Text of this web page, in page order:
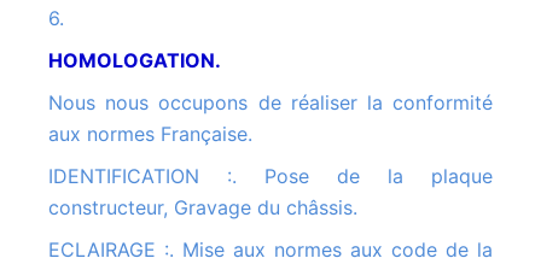
6.
HOMOLOGATION.
Nous nous occupons de réaliser la conformité
aux normes Française.
IDENTIFICATION :. Pose de la plaque
constructeur, Gravage du châssis.
ECLAIRAGE :. Mise aux normes aux code de la